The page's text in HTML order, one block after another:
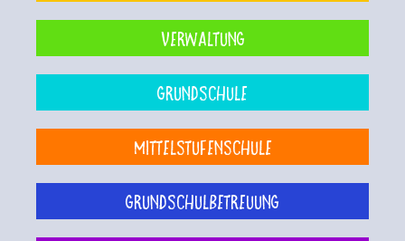
Verwaltung
Grundschule
Mittelstufenschule
Grundschulbetreuung